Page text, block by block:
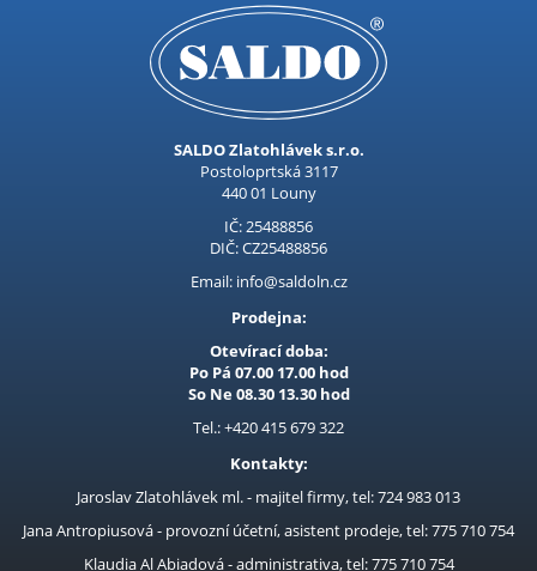
Lišty a řetězy
Brusné výseky
Lamelový kotouče
Kruhový unášecí talíř (podložka)
Aku pokosová pila
Aku vibrační přísavka na dlažbu
Náhradní díly ostatní
Náhradní díly Procraft
Aku stříhací strojky na ovce
Nože pro křovinořezy
SALDO Zlatohlávek s.r.o.
Postoloprtská 3117
440 01 Louny
IČ: 25488856
DIČ: CZ25488856
Email: info@saldoln.cz
Prodejna:
Otevírací doba:
Po Pá 07.00 17.00 hod
So Ne 08.30 13.30 hod
Tel.: +420 415 679 322
Kontakty:
Jaroslav Zlatohlávek ml. - majitel firmy, tel: 724 983 013
Jana Antropiusová - provozní účetní, asistent prodeje, tel: 775 710 754
Klaudia Al Abiadová - administrativa, tel: 775 710 754